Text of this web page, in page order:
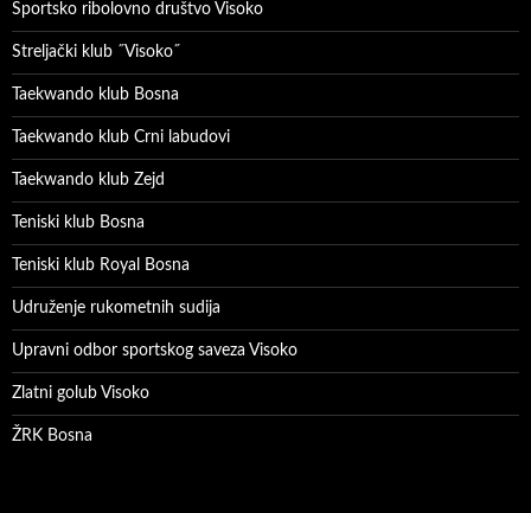
Sportsko ribolovno društvo Visoko
Streljački klub ˝Visoko˝
Taekwando klub Bosna
Taekwando klub Crni labudovi
Taekwando klub Zejd
Teniski klub Bosna
Teniski klub Royal Bosna
Udruženje rukometnih sudija
Upravni odbor sportskog saveza Visoko
Zlatni golub Visoko
ŽRK Bosna